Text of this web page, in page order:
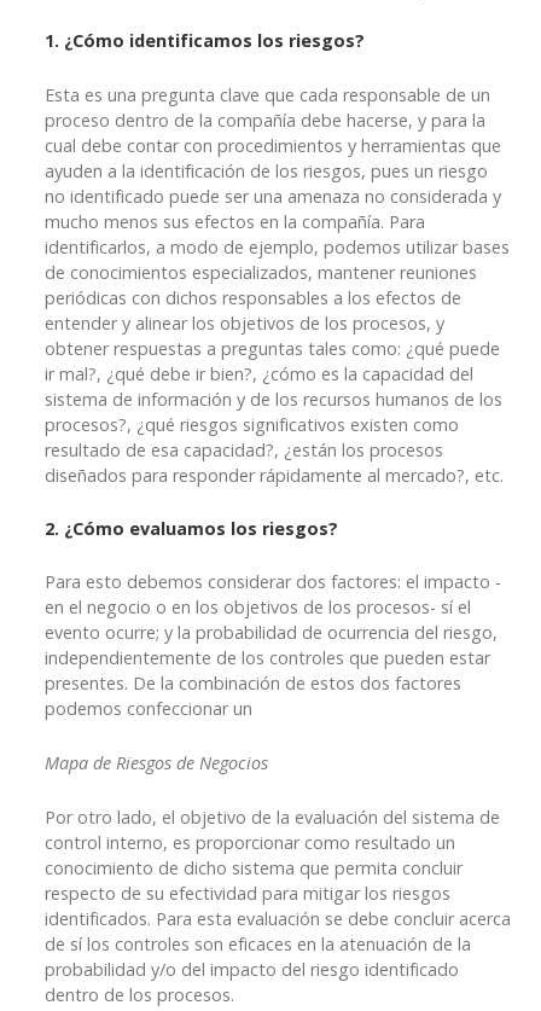
1. ¿Cómo identificamos los riesgos?
Esta es una pregunta clave que cada responsable de un
proceso dentro de la compañía debe hacerse, y para la
cual debe contar con procedimientos y herramientas que
ayuden a la identificación de los riesgos, pues un riesgo
no identificado puede ser una amenaza no considerada y
mucho menos sus efectos en la compañía. Para
identificarlos, a modo de ejemplo, podemos utilizar bases
de conocimientos especializados, mantener reuniones
periódicas con dichos responsables a los efectos de
entender y alinear los objetivos de los procesos, y
obtener respuestas a preguntas tales como: ¿qué puede
ir mal?, ¿qué debe ir bien?, ¿cómo es la capacidad del
sistema de información y de los recursos humanos de los
procesos?, ¿qué riesgos significativos existen como
resultado de esa capacidad?, ¿están los procesos
diseñados para responder rápidamente al mercado?, etc.
2. ¿Cómo evaluamos los riesgos?
Para esto debemos considerar dos factores: el impacto -
en el negocio o en los objetivos de los procesos- sí el
evento ocurre; y la probabilidad de ocurrencia del riesgo,
independientemente de los controles que pueden estar
presentes. De la combinación de estos dos factores
podemos confeccionar un
Mapa de Riesgos de Negocios
Por otro lado, el objetivo de la evaluación del sistema de
control interno, es proporcionar como resultado un
conocimiento de dicho sistema que permita concluir
respecto de su efectividad para mitigar los riesgos
identificados. Para esta evaluación se debe concluir acerca
de sí los controles son eficaces en la atenuación de la
probabilidad y/o del impacto del riesgo identificado
dentro de los procesos.